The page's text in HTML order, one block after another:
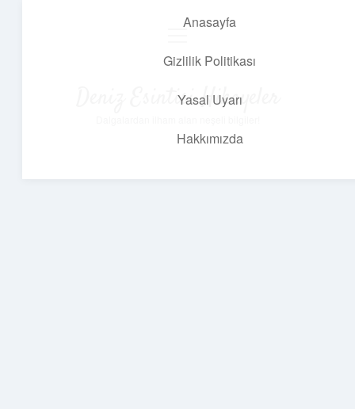
Anasayfa
Gizlilik Politikası
Yasal Uyarı
Hakkımızda
Deniz Esintisi Hikayeler